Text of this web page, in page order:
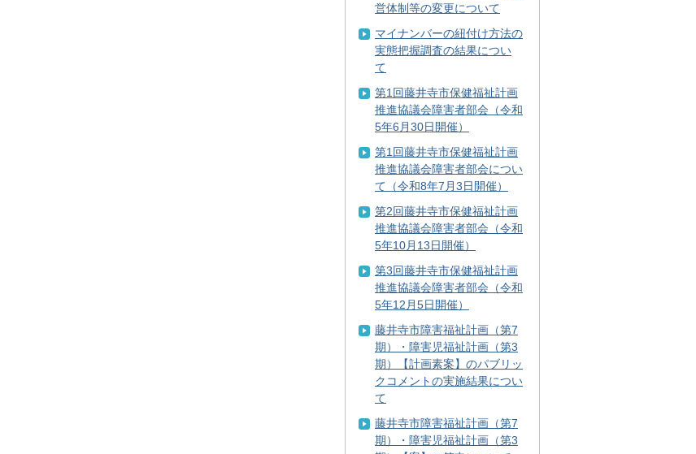
営体制等の変更について
マイナンバーの紐付け方法の
実態把握調査の結果につい
て
第1回藤井寺市保健福祉計画
推進協議会障害者部会（令和
5年6月30日開催）
第1回藤井寺市保健福祉計画
推進協議会障害者部会につい
て（令和8年7月3日開催）
第2回藤井寺市保健福祉計画
推進協議会障害者部会（令和
5年10月13日開催）
第3回藤井寺市保健福祉計画
推進協議会障害者部会（令和
5年12月5日開催）
藤井寺市障害福祉計画（第7
期）・障害児福祉計画（第3
期）【計画素案】のパブリッ
クコメントの実施結果につい
て
藤井寺市障害福祉計画（第7
期）・障害児福祉計画（第3